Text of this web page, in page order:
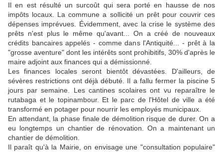
Il en est résulté un surcoût qui sera porté en hausse de nos
impôts locaux. La commune a sollicité un prêt pour couvrir ces
dépenses imprévues. Évidemment, avec la crise le système des
prêts n'est plus le même qu'avant... On a créé de nouveaux
crédits bancaires appelés - comme dans l'Antiquité... - prêt à la
"grosse aventure" dont les intérêts sont prohibitifs, 30% d'après le
maire adjoint aux finances qui a démissionné.
Les finances locales seront bientôt dévastées. D'ailleurs, de
sévères restrictions ont déjà débuté. Il a fallu fermer la piscine 5
jours par semaine. Les cantines scolaires ont vu reparaître le
rutabaga et le topinambour. Et le parc de l'Hôtel de ville a été
transformé en potager pour nourrir les employés municipaux.
En attendant, la phase finale de démolition risque de durer. On a
eu longtemps un chantier de rénovation. On a maintenant un
chantier de démolition.
Il paraît qu'à la Mairie, on envisage une "consultation populaire"